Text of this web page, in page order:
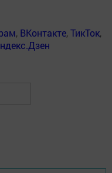
, ВКонтакте,ТикТок,